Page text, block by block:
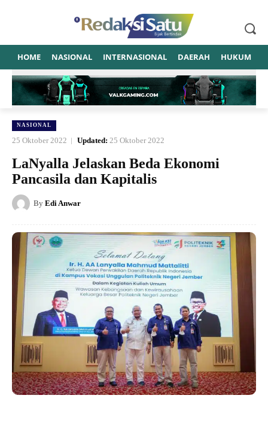
HOME NASIONAL INTERNASIONAL DAERAH HUKUM
NASIONAL
25 Oktober 2022 Updated: 25 Oktober 2022
LaNyalla Jelaskan Beda Ekonomi
Pancasila dan Kapitalis
By Edi Anwar